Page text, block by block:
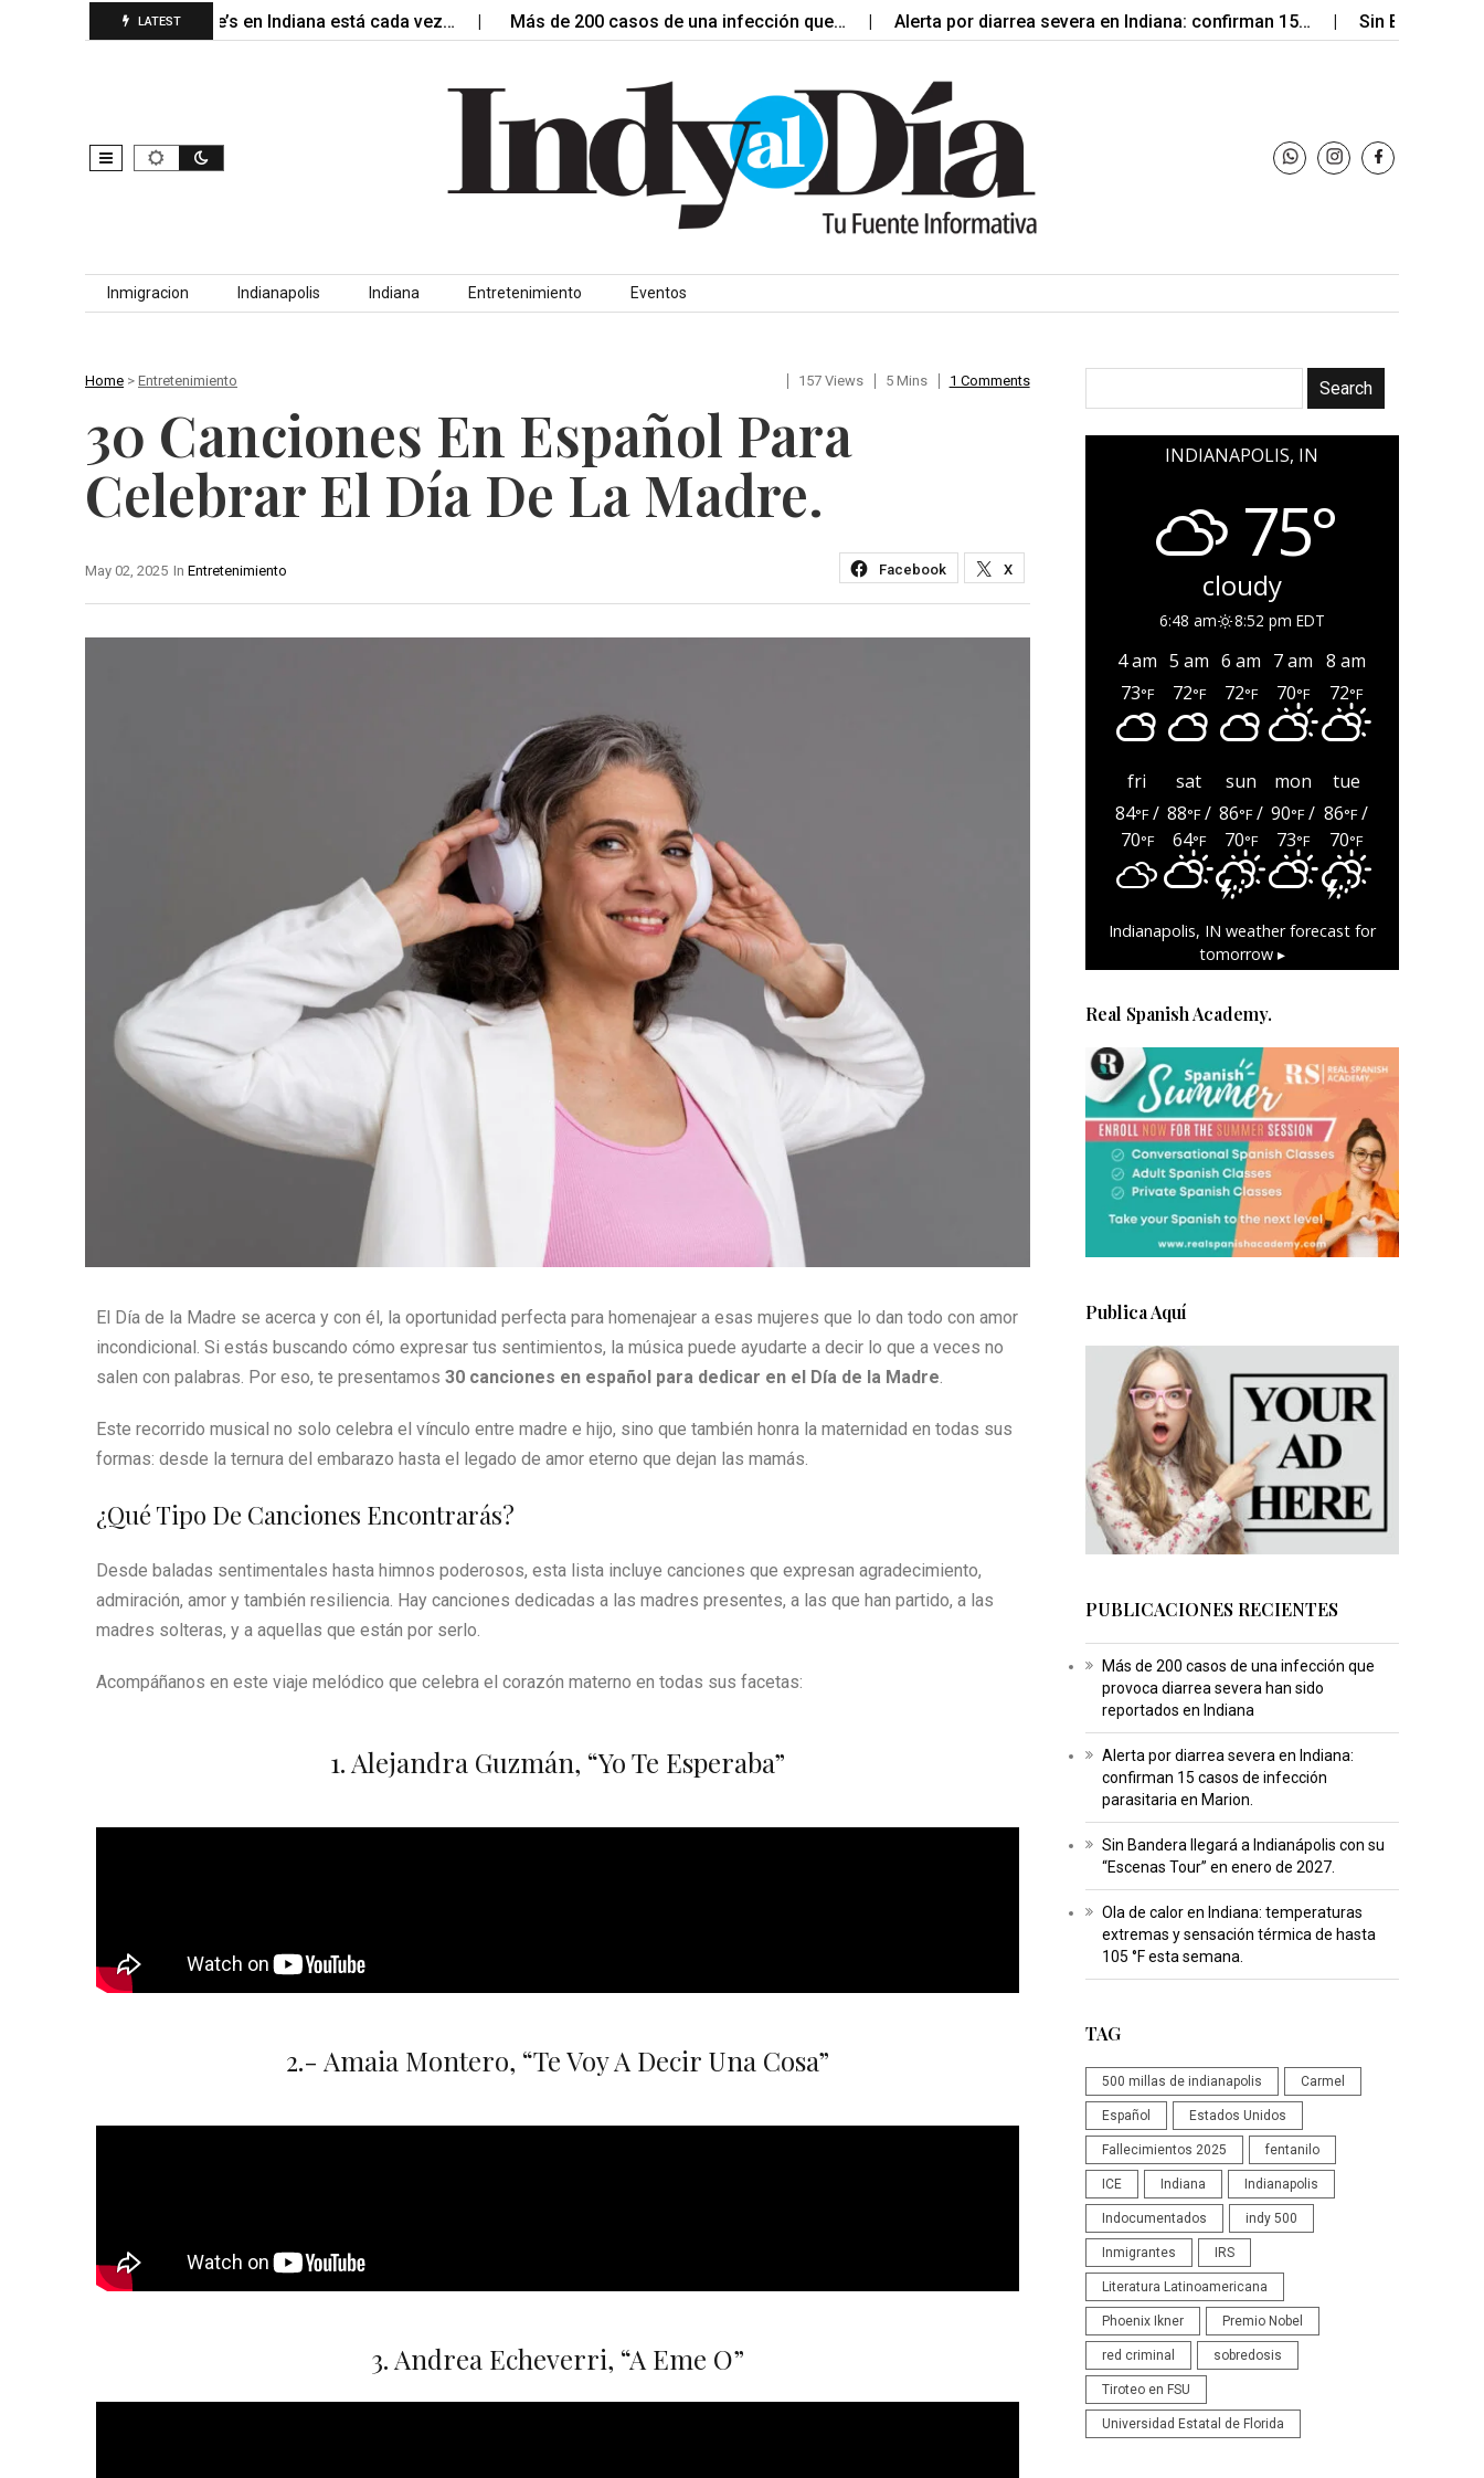
LATEST
El primer Buc-ee’s en Indiana está cada vez… Más de 200 casos de una infección que… Alerta por diarrea severa en Indiana: confirman 15… Sin Bandera llegará a
Skip to content
Inmigracion Indianapolis Indiana Entretenimiento Eventos
Home > Entretenimiento 157 Views 5 Mins 1 Comments
30 Canciones En Español Para
Celebrar El Día De La Madre.
In Entretenimiento
May 02, 2025 Facebook X
El Día de la Madre se acerca y con él, la oportunidad perfecta para homenajear a esas mujeres que lo dan todo con amor
incondicional. Si estás buscando cómo expresar tus sentimientos, la música puede ayudarte a decir lo que a veces no
salen con palabras. Por eso, te presentamos 30 canciones en español para dedicar en el Día de la Madre.
Este recorrido musical no solo celebra el vínculo entre madre e hijo, sino que también honra la maternidad en todas sus
formas: desde la ternura del embarazo hasta el legado de amor eterno que dejan las mamás.
¿Qué Tipo De Canciones Encontrarás?
Desde baladas sentimentales hasta himnos poderosos, esta lista incluye canciones que expresan agradecimiento,
admiración, amor y también resiliencia. Hay canciones dedicadas a las madres presentes, a las que han partido, a las
madres solteras, y a aquellas que están por serlo.
Acompáñanos en este viaje melódico que celebra el corazón materno en todas sus facetas:
1. Alejandra Guzmán, “Yo Te Esperaba”
2.- Amaia Montero, “Te Voy A Decir Una Cosa”
3. Andrea Echeverri, “A Eme O”
INDIANAPOLIS, IN
75°
cloudy
6:48 am 8:52 pm EDT
4 am 5 am 6 am 7 am 8 am
73°F 72°F 72°F 70°F 72°F
fri sat sun mon
tue
84°F/
70°F
88°F/
64°F
86°F/
70°F
90°F/
73°F
86°F/
70°F
Indianapolis, IN weather forecast for
tomorrow ▸
Real Spanish Academy.
Publica Aquí
PUBLICACIONES RECIENTES
Más de 200 casos de una infección que
provoca diarrea severa han sido
reportados en Indiana
Alerta por diarrea severa en Indiana:
confirman 15 casos de infección
parasitaria en Marion.
Sin Bandera llegará a Indianápolis con su
“Escenas Tour” en enero de 2027.
Ola de calor en Indiana: temperaturas
extremas y sensación térmica de hasta
105 °F esta semana.
TAG
500 millas de indianapolis Carmel
Español Estados Unidos
Fallecimientos 2025 fentanilo
ICE Indiana Indianapolis
Indocumentados indy 500
Inmigrantes IRS
Literatura Latinoamericana
Phoenix Ikner Premio Nobel
red criminal sobredosis
Tiroteo en FSU
Universidad Estatal de Florida